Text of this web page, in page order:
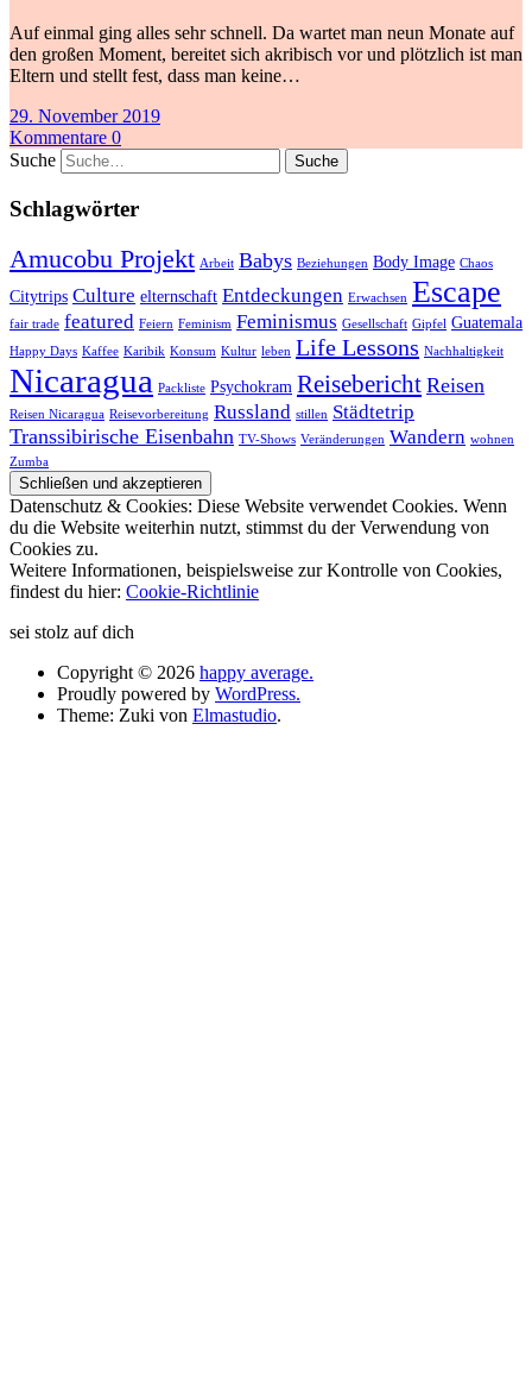
Auf einmal ging alles sehr schnell. Da wartet man neun Monate auf
den großen Moment, bereitet sich akribisch vor und plötzlich ist man
Eltern und stellt fest, dass man keine…
29. November 2019
Kommentare 0
Suche
Schlagwörter
Amucobu Projekt Arbeit Babys Beziehungen Body Image Chaos
Citytrips Culture elternschaft Entdeckungen Erwachsen Escape
fair trade featured Feiern Feminism Feminismus Gesellschaft Gipfel Guatemala
Happy Days Kaffee Karibik Konsum Kultur leben Life Lessons Nachhaltigkeit
Nicaragua Packliste Psychokram Reisebericht Reisen
Reisen Nicaragua Reisevorbereitung Russland stillen Städtetrip
Transsibirische Eisenbahn TV-Shows Veränderungen Wandern wohnen
Zumba
Datenschutz & Cookies: Diese Website verwendet Cookies. Wenn
du die Website weiterhin nutzt, stimmst du der Verwendung von
Cookies zu.
Weitere Informationen, beispielsweise zur Kontrolle von Cookies,
findest du hier: Cookie-Richtlinie
sei stolz auf dich
Copyright © 2026 happy average.
Proudly powered by WordPress.
Theme: Zuki von Elmastudio.